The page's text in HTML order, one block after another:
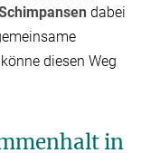
dabei
könne diesen Weg
in